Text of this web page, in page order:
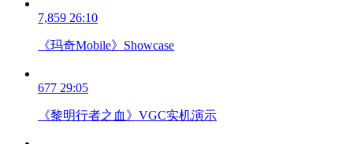
7,859 26:10
《玛奇Mobile》Showcase
677 29:05
《黎明行者之血》VGC实机演示